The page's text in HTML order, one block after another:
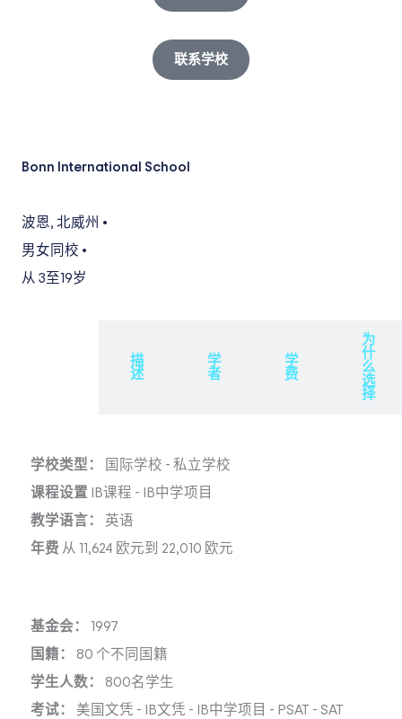
联系学校
Bonn International School
波恩, 北威州 •
男女同校 •
从 3 至19岁
描
述
学
者
学
费
为
什
么
选
择
学校类型： 国际学校 - 私立学校
课程设置 IB课程 - IB中学项目
教学语言： 英语
年费 从 11,624 欧元到 22,010 欧元
基金会： 1997
国籍： 80 个不同国籍
学生人数： 800名学生
考试： 美国文凭 - IB文凭 - IB中学项目 - PSAT - SAT